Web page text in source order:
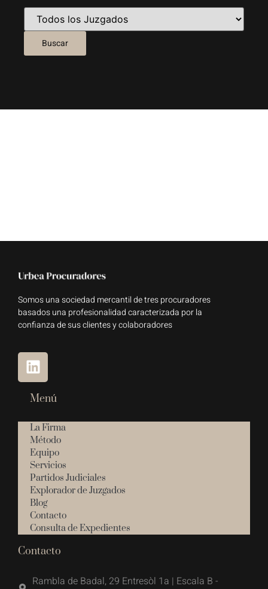
Somos una sociedad mercantil de tres procuradores
basados una profesionalidad caracterizada por la
confianza de sus clientes y colaboradores
Menú
La Firma
Método
Equipo
Servicios
Partidos Judiciales
Explorador de Juzgados
Blog
Contacto
Consulta de Expedientes
Contacto
Rambla de Badal, 29 Entresòl 1a | Escala B -